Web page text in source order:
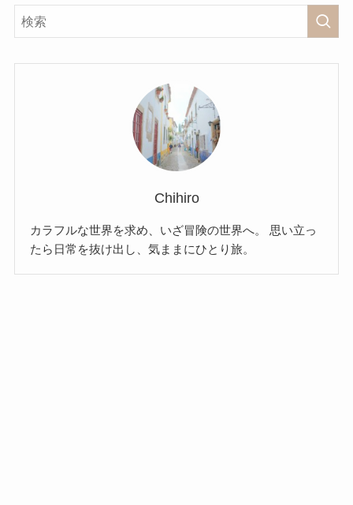
Chihiro
カラフルな世界を求め、いざ冒険の世界へ。 思い立っ
たら日常を抜け出し、気ままにひとり旅。